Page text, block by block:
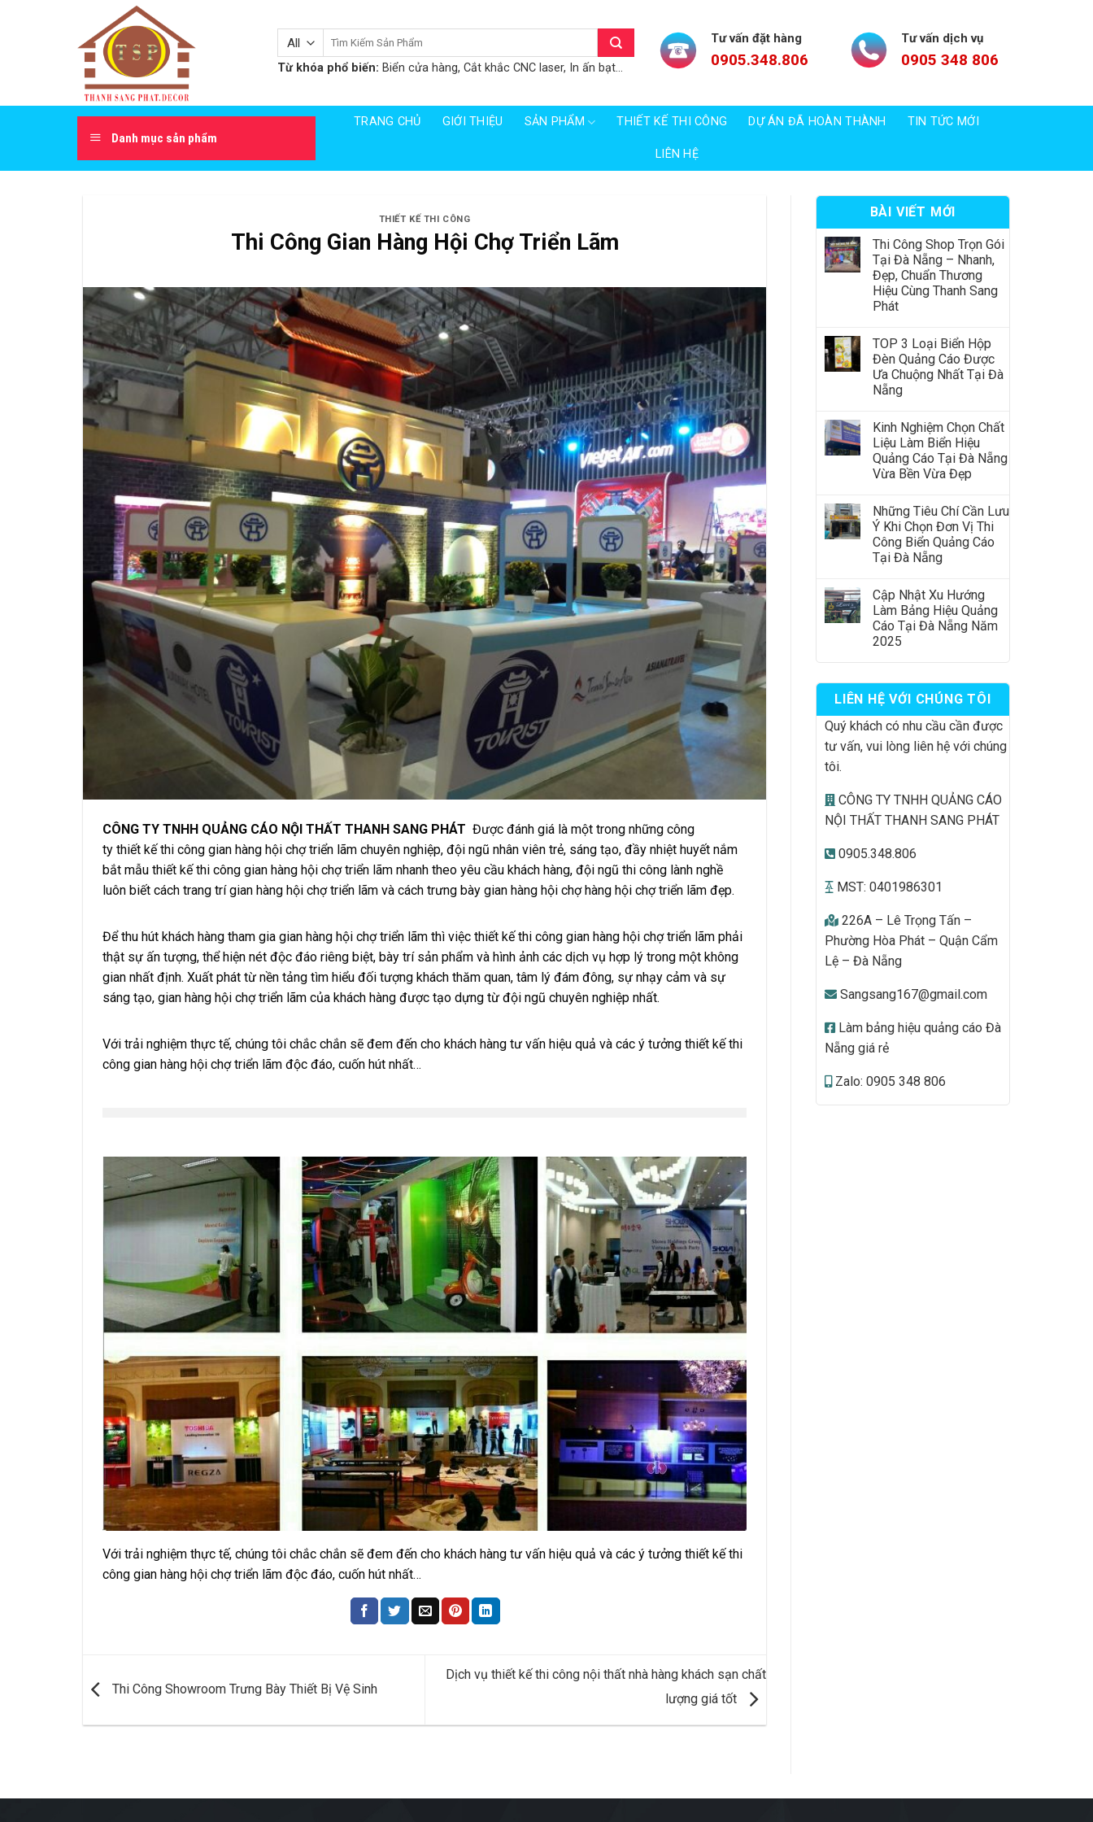
Tìm
kiếm:
Từ khóa phổ biến: Biển cửa hàng, Cắt khắc CNC laser, In ấn bạt...
Tư vấn đặt hàng
0905.348.806
Tư vấn dịch vụ
0905 348 806
Danh mục sản phẩm
TRANG CHỦ GIỚI THIỆU SẢN PHẨM THIẾT KẾ THI CÔNG DỰ ÁN ĐÃ HOÀN THÀNH TIN TỨC MỚI
LIÊN HỆ
THIẾT KẾ THI CÔNG
Thi Công Gian Hàng Hội Chợ Triển Lãm
CÔNG TY TNHH QUẢNG CÁO NỘI THẤT THANH SANG PHÁT Được đánh giá là một trong những công
ty thiết kế thi công gian hàng hội chợ triển lãm chuyên nghiệp, đội ngũ nhân viên trẻ, sáng tạo, đầy nhiệt huyết nắm
bắt mẫu thiết kế thi công gian hàng hội chợ triển lãm nhanh theo yêu cầu khách hàng, đội ngũ thi công lành nghề
luôn biết cách trang trí gian hàng hội chợ triển lãm và cách trưng bày gian hàng hội chợ hàng hội chợ triển lãm đẹp.
Để thu hút khách hàng tham gia gian hàng hội chợ triển lãm thì việc thiết kế thi công gian hàng hội chợ triển lãm phải
thật sự ấn tượng, thể hiện nét độc đáo riêng biệt, bày trí sản phẩm và hình ảnh các dịch vụ hợp lý trong một không
gian nhất định. Xuất phát từ nền tảng tìm hiểu đối tượng khách thăm quan, tâm lý đám đông, sự nhạy cảm và sự
sáng tạo, gian hàng hội chợ triển lãm của khách hàng được tạo dựng từ đội ngũ chuyên nghiệp nhất.
Với trải nghiệm thực tế, chúng tôi chắc chắn sẽ đem đến cho khách hàng tư vấn hiệu quả và các ý tưởng thiết kế thi
công gian hàng hội chợ triển lãm độc đáo, cuốn hút nhất…
Với trải nghiệm thực tế, chúng tôi chắc chắn sẽ đem đến cho khách hàng tư vấn hiệu quả và các ý tưởng thiết kế thi
công gian hàng hội chợ triển lãm độc đáo, cuốn hút nhất…
Thi Công Showroom Trưng Bày Thiết Bị Vệ Sinh
Dịch vụ thiết kế thi công nội thất nhà hàng khách sạn chất
lượng giá tốt
BÀI VIẾT MỚI
Thi Công Shop Trọn Gói
Tại Đà Nẵng – Nhanh,
Đẹp, Chuẩn Thương
Hiệu Cùng Thanh Sang
Phát
TOP 3 Loại Biển Hộp
Đèn Quảng Cáo Được
Ưa Chuộng Nhất Tại Đà
Nẵng
Kinh Nghiệm Chọn Chất
Liệu Làm Biển Hiệu
Quảng Cáo Tại Đà Nẵng
Vừa Bền Vừa Đẹp
Những Tiêu Chí Cần Lưu
Ý Khi Chọn Đơn Vị Thi
Công Biển Quảng Cáo
Tại Đà Nẵng
Cập Nhật Xu Hướng
Làm Bảng Hiệu Quảng
Cáo Tại Đà Nẵng Năm
2025
LIÊN HỆ VỚI CHÚNG TÔI
Quý khách có nhu cầu cần được
tư vấn, vui lòng liên hệ với chúng
tôi.
CÔNG TY TNHH QUẢNG CÁO
NỘI THẤT THANH SANG PHÁT
0905.348.806
MST: 0401986301
226A – Lê Trọng Tấn –
Phường Hòa Phát – Quận Cẩm
Lệ – Đà Nẵng
Sangsang167@gmail.com
Làm bảng hiệu quảng cáo Đà
Nẵng giá rẻ
Zalo: 0905 348 806